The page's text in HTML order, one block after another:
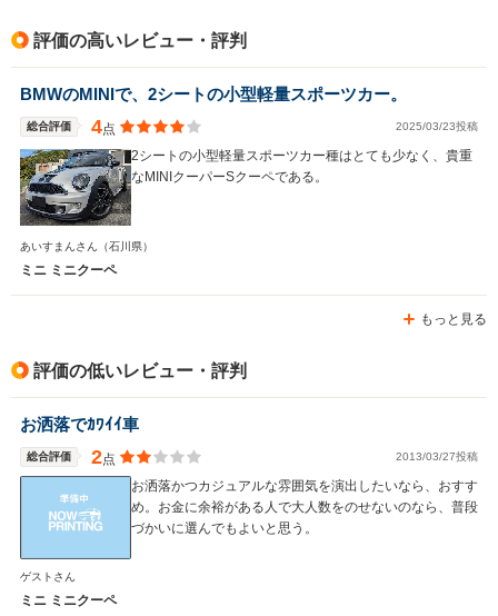
駆動方式 FF
評価の高いレビュー・評判
BMWのMINIで、2シートの小型軽量スポーツカー。
総合評価 4点 2025/03/23投稿
2シートの小型軽量スポーツカー種はとても少なく、貴重
なMINIクーパーSクーペである。
あいすまんさん （石川県）
ミニ ミニクーペ
もっと見る
評価の低いレビュー・評判
お洒落でｶﾜｲｲ車
総合評価 2点 2013/03/27投稿
お洒落かつカジュアルな雰囲気を演出したいなら、おすす
め。お金に余裕がある人で大人数をのせないのなら、普段
づかいに選んでもよいと思う。
ゲストさん
ミニ ミニクーペ